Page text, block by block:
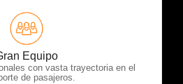
Equipo
con vasta trayectoria en el
de pasajeros.
Servicios